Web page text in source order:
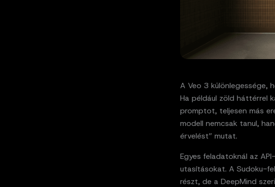
A Veo 3 különlegessége,
Ha például zöld háttérrel
promptot, teljesen más
modell nemcsak tanul,
érvelést” mutat.
Egyes feladatoknál az
utasításokat. A Sudoku-
részt, de a DeepMind